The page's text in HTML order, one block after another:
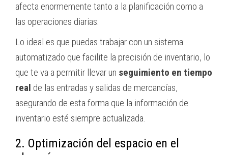
afecta enormemente tanto a la planificación como a
las operaciones diarias.
Lo ideal es que puedas trabajar con un sistema
automatizado que facilite la precisión de inventario, lo
que te va a permitir llevar un seguimiento en tiempo
real de las entradas y salidas de mercancías,
asegurando de esta forma que la información de
inventario esté siempre actualizada.
2. Optimización del espacio en el